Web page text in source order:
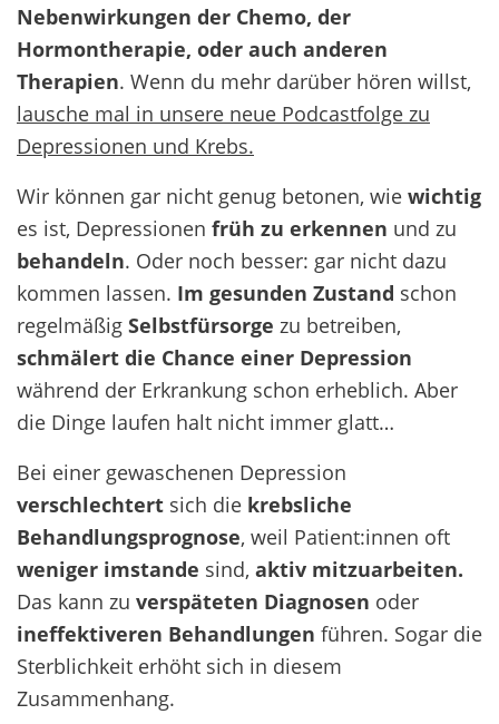
Nebenwirkungen der Chemo, der
Hormontherapie, oder auch anderen
Therapien. Wenn du mehr darüber hören willst,
lausche mal in unsere neue Podcastfolge zu
Depressionen und Krebs.
Wir können gar nicht genug betonen, wie wichtig
es ist, Depressionen früh zu erkennen und zu
behandeln. Oder noch besser: gar nicht dazu
kommen lassen. Im gesunden Zustand schon
regelmäßig Selbstfürsorge zu betreiben,
schmälert die Chance einer Depression
während der Erkrankung schon erheblich. Aber
die Dinge laufen halt nicht immer glatt…
Bei einer gewaschenen Depression
verschlechtert sich die krebsliche
Behandlungsprognose, weil Patient:innen oft
weniger imstande sind, aktiv mitzuarbeiten.
Das kann zu verspäteten Diagnosen oder
ineffektiveren Behandlungen führen. Sogar die
Sterblichkeit erhöht sich in diesem
Zusammenhang.